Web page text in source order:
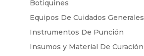
Botiquines
Equipos De Cuidados Generales
Instrumentos De Punción
Insumos y Material De Curación